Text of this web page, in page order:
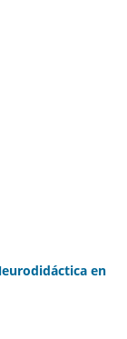
en